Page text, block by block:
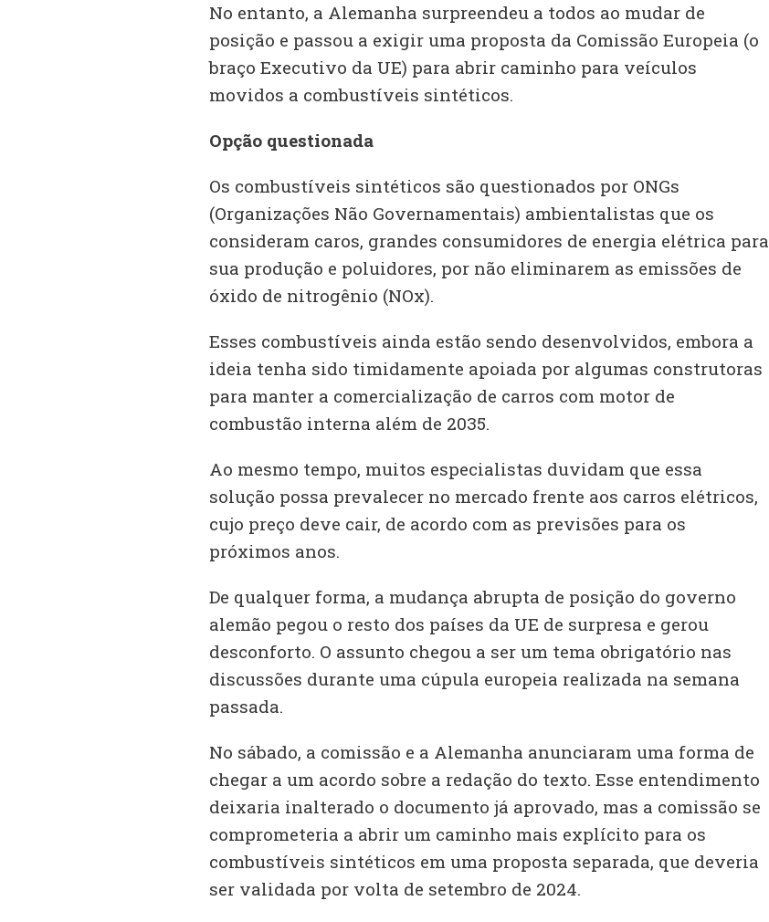
No entanto, a Alemanha surpreendeu a todos ao mudar de
posição e passou a exigir uma proposta da Comissão Europeia (o
braço Executivo da UE) para abrir caminho para veículos
movidos a combustíveis sintéticos.
Opção questionada
Os combustíveis sintéticos são questionados por ONGs
(Organizações Não Governamentais) ambientalistas que os
consideram caros, grandes consumidores de energia elétrica para
sua produção e poluidores, por não eliminarem as emissões de
óxido de nitrogênio (NOx).
Esses combustíveis ainda estão sendo desenvolvidos, embora a
ideia tenha sido timidamente apoiada por algumas construtoras
para manter a comercialização de carros com motor de
combustão interna além de 2035.
Ao mesmo tempo, muitos especialistas duvidam que essa
solução possa prevalecer no mercado frente aos carros elétricos,
cujo preço deve cair, de acordo com as previsões para os
próximos anos.
De qualquer forma, a mudança abrupta de posição do governo
alemão pegou o resto dos países da UE de surpresa e gerou
desconforto. O assunto chegou a ser um tema obrigatório nas
discussões durante uma cúpula europeia realizada na semana
passada.
No sábado, a comissão e a Alemanha anunciaram uma forma de
chegar a um acordo sobre a redação do texto. Esse entendimento
deixaria inalterado o documento já aprovado, mas a comissão se
comprometeria a abrir um caminho mais explícito para os
combustíveis sintéticos em uma proposta separada, que deveria
ser validada por volta de setembro de 2024.